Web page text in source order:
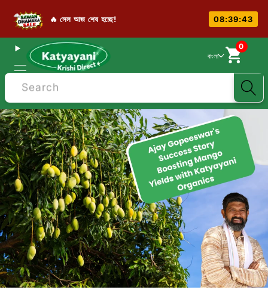
🔥 সেল আজ শেষ হচ্ছে! 08:39:42
বাংলা
0
Search